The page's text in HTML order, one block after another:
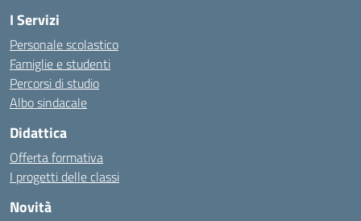
I Servizi
Personale scolastico
Famiglie e studenti
Percorsi di studio
Albo sindacale
Didattica
Offerta formativa
I progetti delle classi
Novità